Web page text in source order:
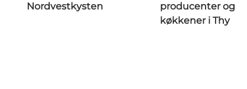
Nordvestkysten
producenter og
køkkener i Thy